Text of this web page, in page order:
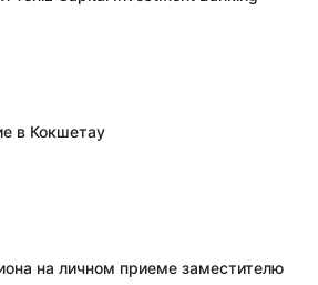
в Кокшетау
на личном приеме заместителю